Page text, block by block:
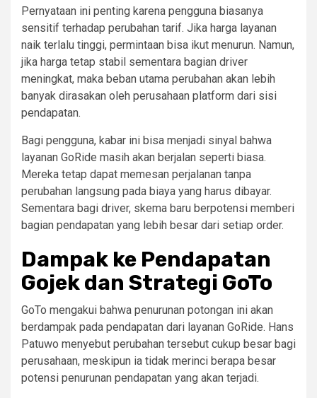
Pernyataan ini penting karena pengguna biasanya
sensitif terhadap perubahan tarif. Jika harga layanan
naik terlalu tinggi, permintaan bisa ikut menurun. Namun,
jika harga tetap stabil sementara bagian driver
meningkat, maka beban utama perubahan akan lebih
banyak dirasakan oleh perusahaan platform dari sisi
pendapatan.
Bagi pengguna, kabar ini bisa menjadi sinyal bahwa
layanan GoRide masih akan berjalan seperti biasa.
Mereka tetap dapat memesan perjalanan tanpa
perubahan langsung pada biaya yang harus dibayar.
Sementara bagi driver, skema baru berpotensi memberi
bagian pendapatan yang lebih besar dari setiap order.
Dampak ke Pendapatan
Gojek dan Strategi GoTo
GoTo mengakui bahwa penurunan potongan ini akan
berdampak pada pendapatan dari layanan GoRide. Hans
Patuwo menyebut perubahan tersebut cukup besar bagi
perusahaan, meskipun ia tidak merinci berapa besar
potensi penurunan pendapatan yang akan terjadi.